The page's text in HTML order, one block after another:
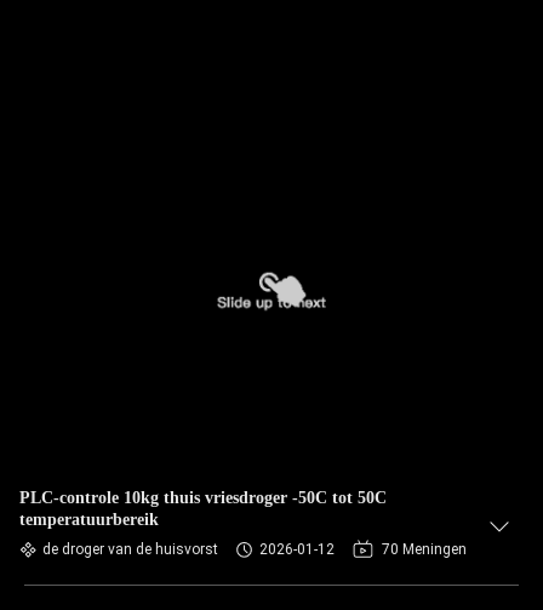
PLC-controle 10kg thuis vriesdroger -50C tot 50C
temperatuurbereik
de droger van de huisvorst 2026-01-12 70 Meningen